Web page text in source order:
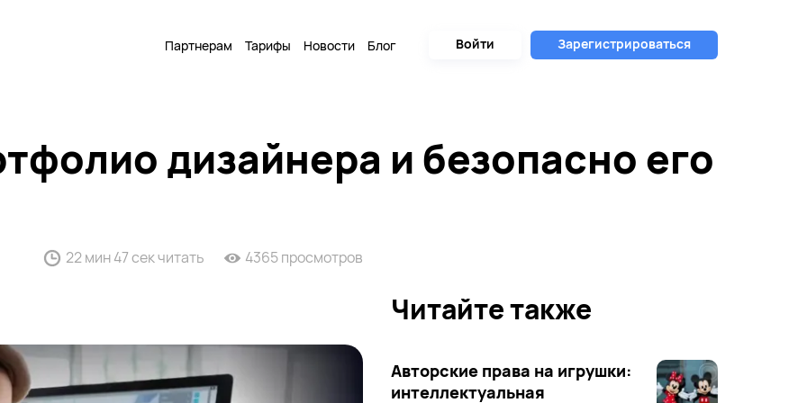
Партнерам Тарифы Новости Блог Войти Зарегистрироваться
дизайнера и безопасно его
22 мин 47 сек читать 4365 просмотров
Читайте также
Авторские права на игрушки:
интеллектуальная